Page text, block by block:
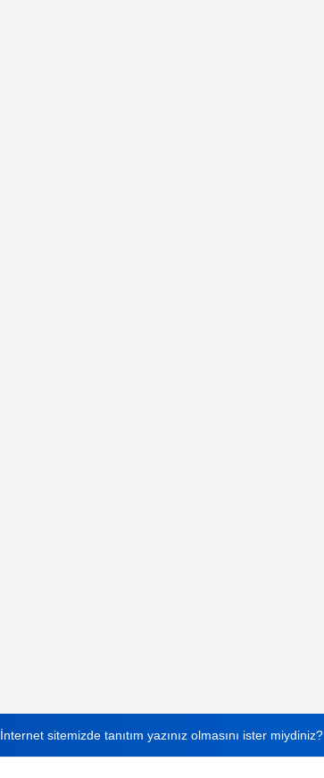
İnternet sitemizde tanıtım yazınız olmasını ister miydiniz?